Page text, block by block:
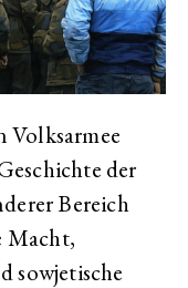
Volksarmee
der
Bereich
Macht,
sowjetische